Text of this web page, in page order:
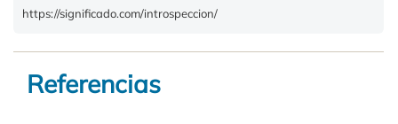
https://significado.com/introspeccion/
Referencias